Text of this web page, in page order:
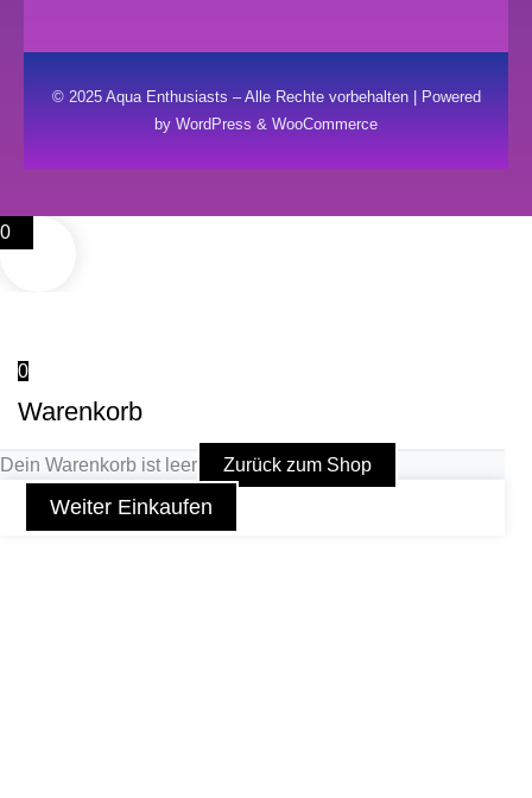
© 2025 Aqua Enthusiasts – Alle Rechte vorbehalten | Powered
by WordPress & WooCommerce
0
0
Warenkorb
Dein Warenkorb ist leer Zurück zum Shop
Weiter Einkaufen